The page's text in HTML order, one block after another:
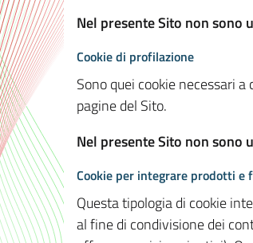
Nel presente Sito non sono
Cookie di profilazione
Sono quei cookie necessari
pagine del Sito.
Nel presente Sito non sono
Cookie per integrare prodotti
Questa tipologia di cookie
al fine di condivisione dei